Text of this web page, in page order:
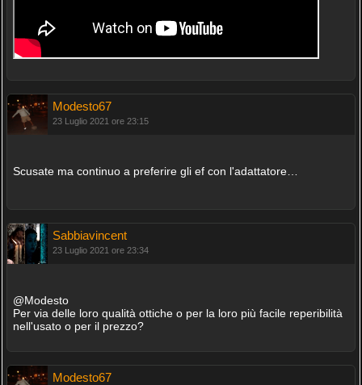
Modesto67
23 Luglio 2021 ore 23:15
Scusate ma continuo a preferire gli ef con l'adattatore…
Sabbiavincent
23 Luglio 2021 ore 23:34
@Modesto
Per via delle loro qualità ottiche o per la loro più facile reperibilità
nell'usato o per il prezzo?
Modesto67